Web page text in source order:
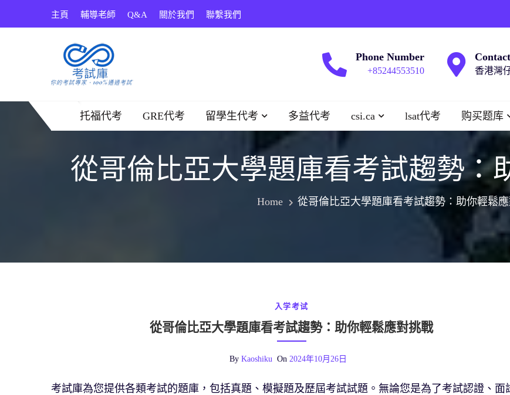
主頁 輔導老師 Q&A 關於我們 聯繫我們
Phone Number
+85244553510 香港灣
托福代考 GRE代考 留學生代考 多益代考 csi.ca lsat代考 购买题库
從哥倫比亞大學題庫看考試趨勢：
Home 從哥倫比亞大學題庫看考試趨勢：助你輕鬆
入学考试
從哥倫比亞大學題庫看考試趨勢：助你輕鬆應對挑戰
By Kaoshiku On 2024年10月26日
考試庫為您提供各類考試的題庫，包括真題、模擬題及歷屆考試試題。無論您是為了考試認證、面